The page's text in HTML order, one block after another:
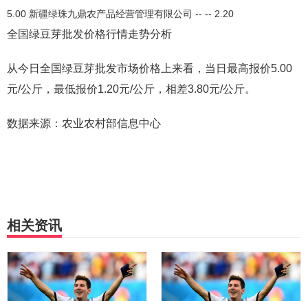
5.00 新疆绿珠九鼎农产品经营管理有限公司 -- -- 2.20
全国绿豆芽批发价格行情走势分析
从今日全国绿豆芽批发市场价格上来看，当日最高报价5.00
元/公斤，最低报价1.20元/公斤，相差3.80元/公斤。
数据来源：农业农村部信息中心
相关资讯